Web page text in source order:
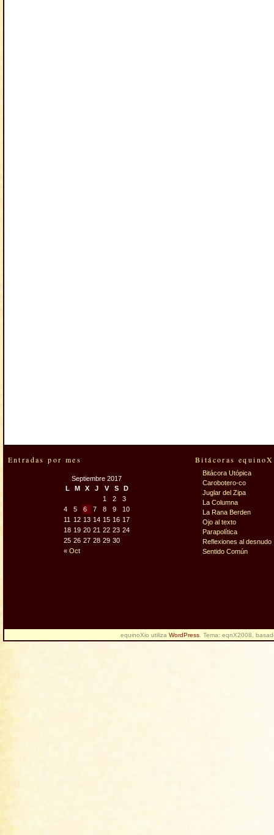
Entradas por mes
Septiembre 2017
L
M X J V S D
« Oct
1 2
3
4
5 6 7 8 9
10
11
12 13 14 15 16 17
18 19 20 21 22 23 24
25 26 27 28 29 30
Bitácoras
Bitácora Utópica
Carobotero-co
Juglar del Zipa
La Columna
La Rana Berden
Ojo al texto
Parapolítica
Reflexiones al desnudo
Sentido Común
equinoXio utiliza WordPress . Tema: eqnX2008,